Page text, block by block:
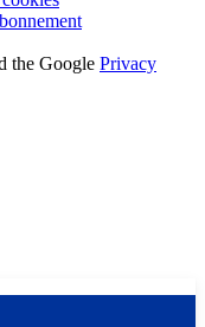
the Google Privacy